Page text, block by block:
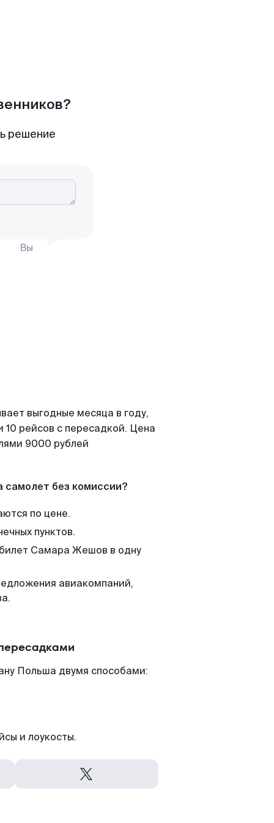
решение
Вы
выгодные месяца в году,
рейсов с пересадкой. Цена
9000 рублей
самолет без комиссии?
по цене.
пунктов.
Самара Жешов в одну
авиакомпаний,
Польша двумя способами:
и лоукосты.